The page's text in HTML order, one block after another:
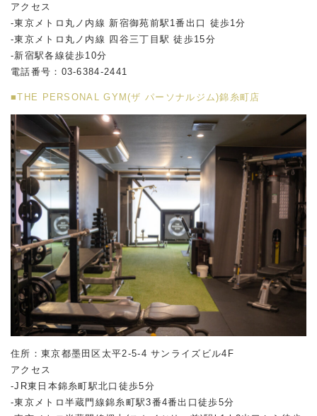
アクセス
-東京メトロ丸ノ内線 新宿御苑前駅1番出口 徒歩1分
-東京メトロ丸ノ内線 四谷三丁目駅 徒歩15分
-新宿駅各線徒歩10分
電話番号：03-6384-2441
■THE PERSONAL GYM(ザ パーソナルジム)錦糸町店
住所：東京都墨田区太平2-5-4 サンライズビル4F
アクセス
-JR東日本錦糸町駅北口徒歩5分
-東京メトロ半蔵門線錦糸町駅3番4番出口徒歩5分